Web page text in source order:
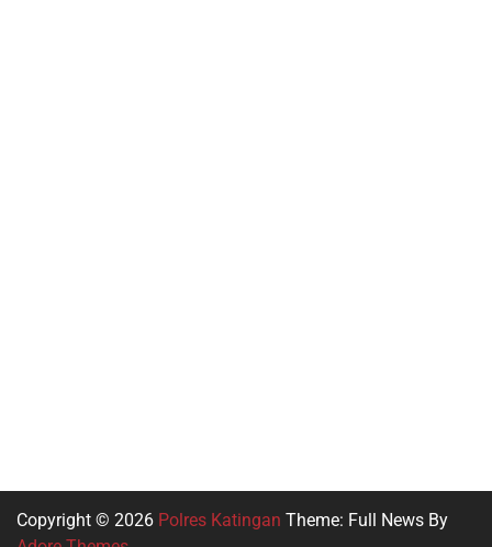
Copyright © 2026 Polres Katingan Theme: Full News By